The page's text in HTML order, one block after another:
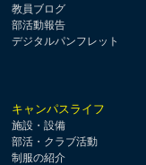
教員ブログ
部活動報告
デジタルパンフレット
キャンパスライフ
施設・設備
部活・クラブ活動
制服の紹介